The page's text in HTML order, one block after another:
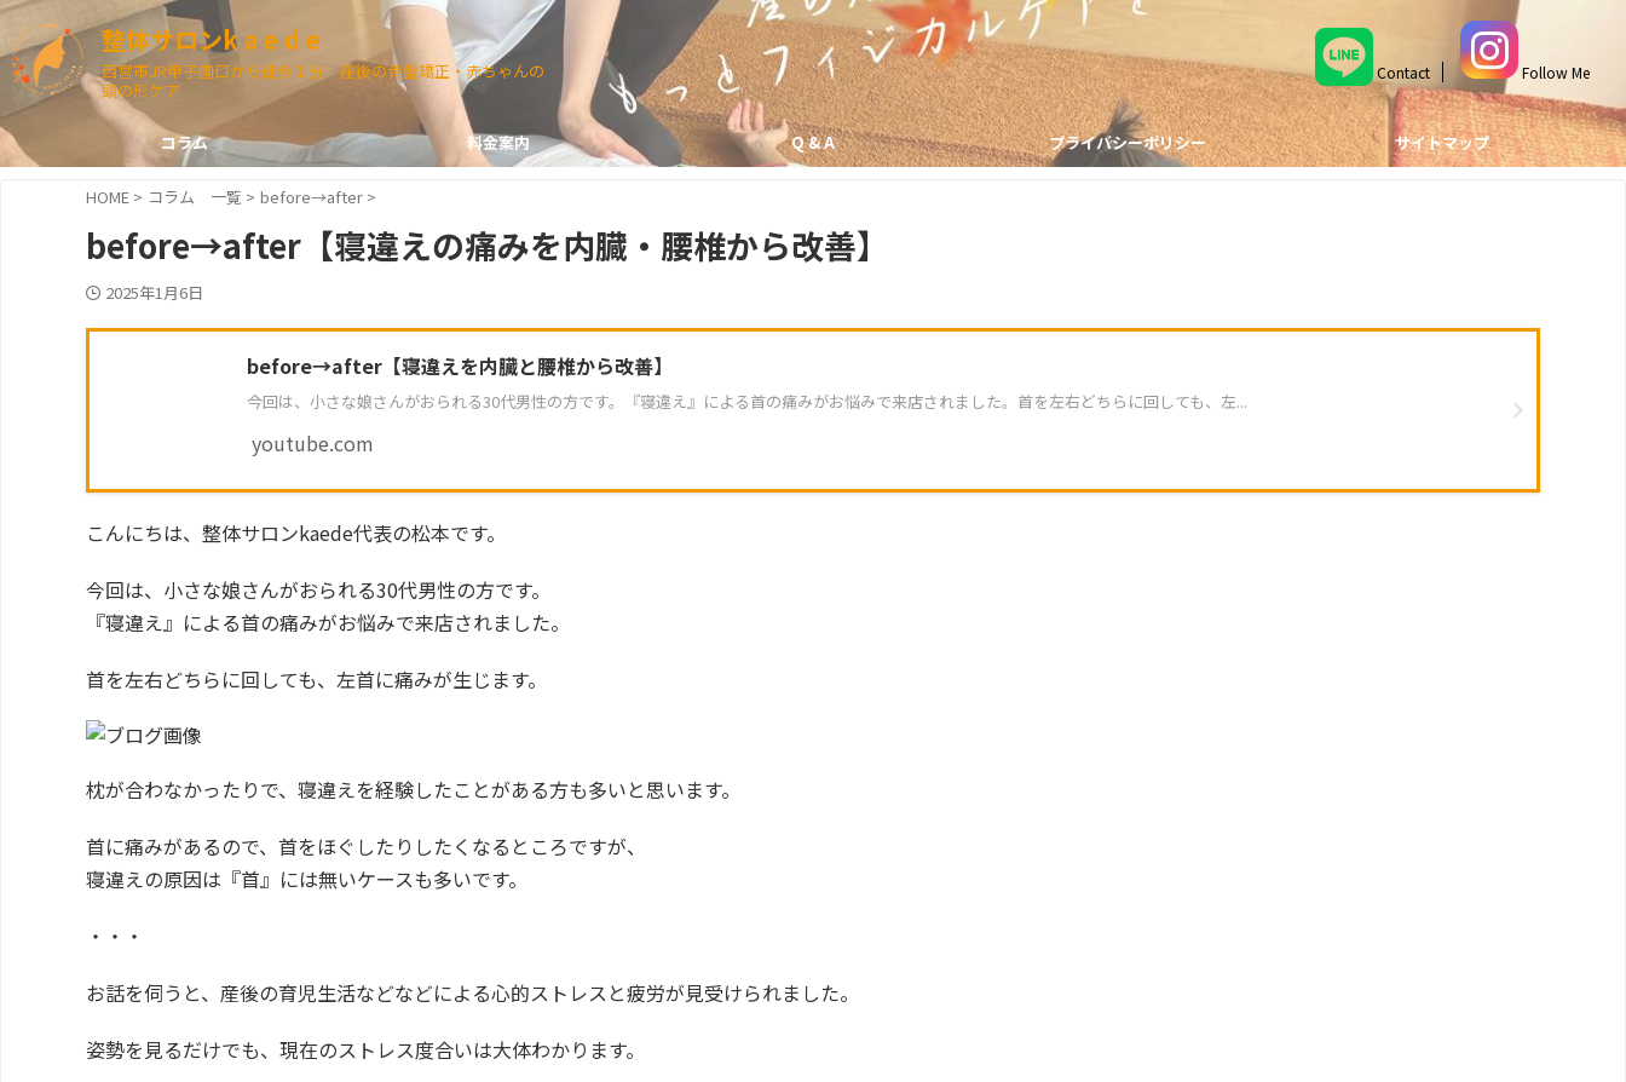
整体サロンk a e d e
西宮市JR甲子園口から徒歩１分 産後の骨盤矯正・赤ちゃんの
頭の形ケア
Contact Follow Me
コラム 料金案内 Q & A プライバシーポリシー サイトマップ
HOME > コラム 一覧 > before→after >
before→after【寝違えの痛みを内臓・腰椎から改善】
2025年1月6日
before→after【寝違えを内臓と腰椎から改善】
今回は、小さな娘さんがおられる30代男性の方です。『寝違え』による首の痛みがお悩みで来店されました。首を左右どちらに回しても、左...
youtube.com
こんにちは、整体サロンkaede代表の松本です。
今回は、小さな娘さんがおられる30代男性の方です。
『寝違え』による首の痛みがお悩みで来店されました。
首を左右どちらに回しても、左首に痛みが生じます。
枕が合わなかったりで、寝違えを経験したことがある方も多いと思います。
首に痛みがあるので、首をほぐしたりしたくなるところですが、
寝違えの原因は『首』には無いケースも多いです。
・・・
お話を伺うと、産後の育児生活などなどによる心的ストレスと疲労が見受けられました。
姿勢を見るだけでも、現在のストレス度合いは大体わかります。